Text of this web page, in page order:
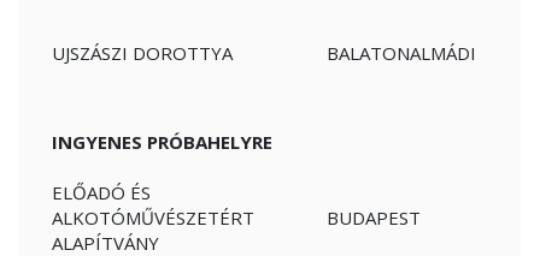
UJSZÁSZI DOROTTYA BALATONALMÁDI
INGYENES PRÓBAHELYRE
ELŐADÓ ÉS
ALKOTÓMŰVÉSZETÉRT
ALAPÍTVÁNY
BUDAPEST